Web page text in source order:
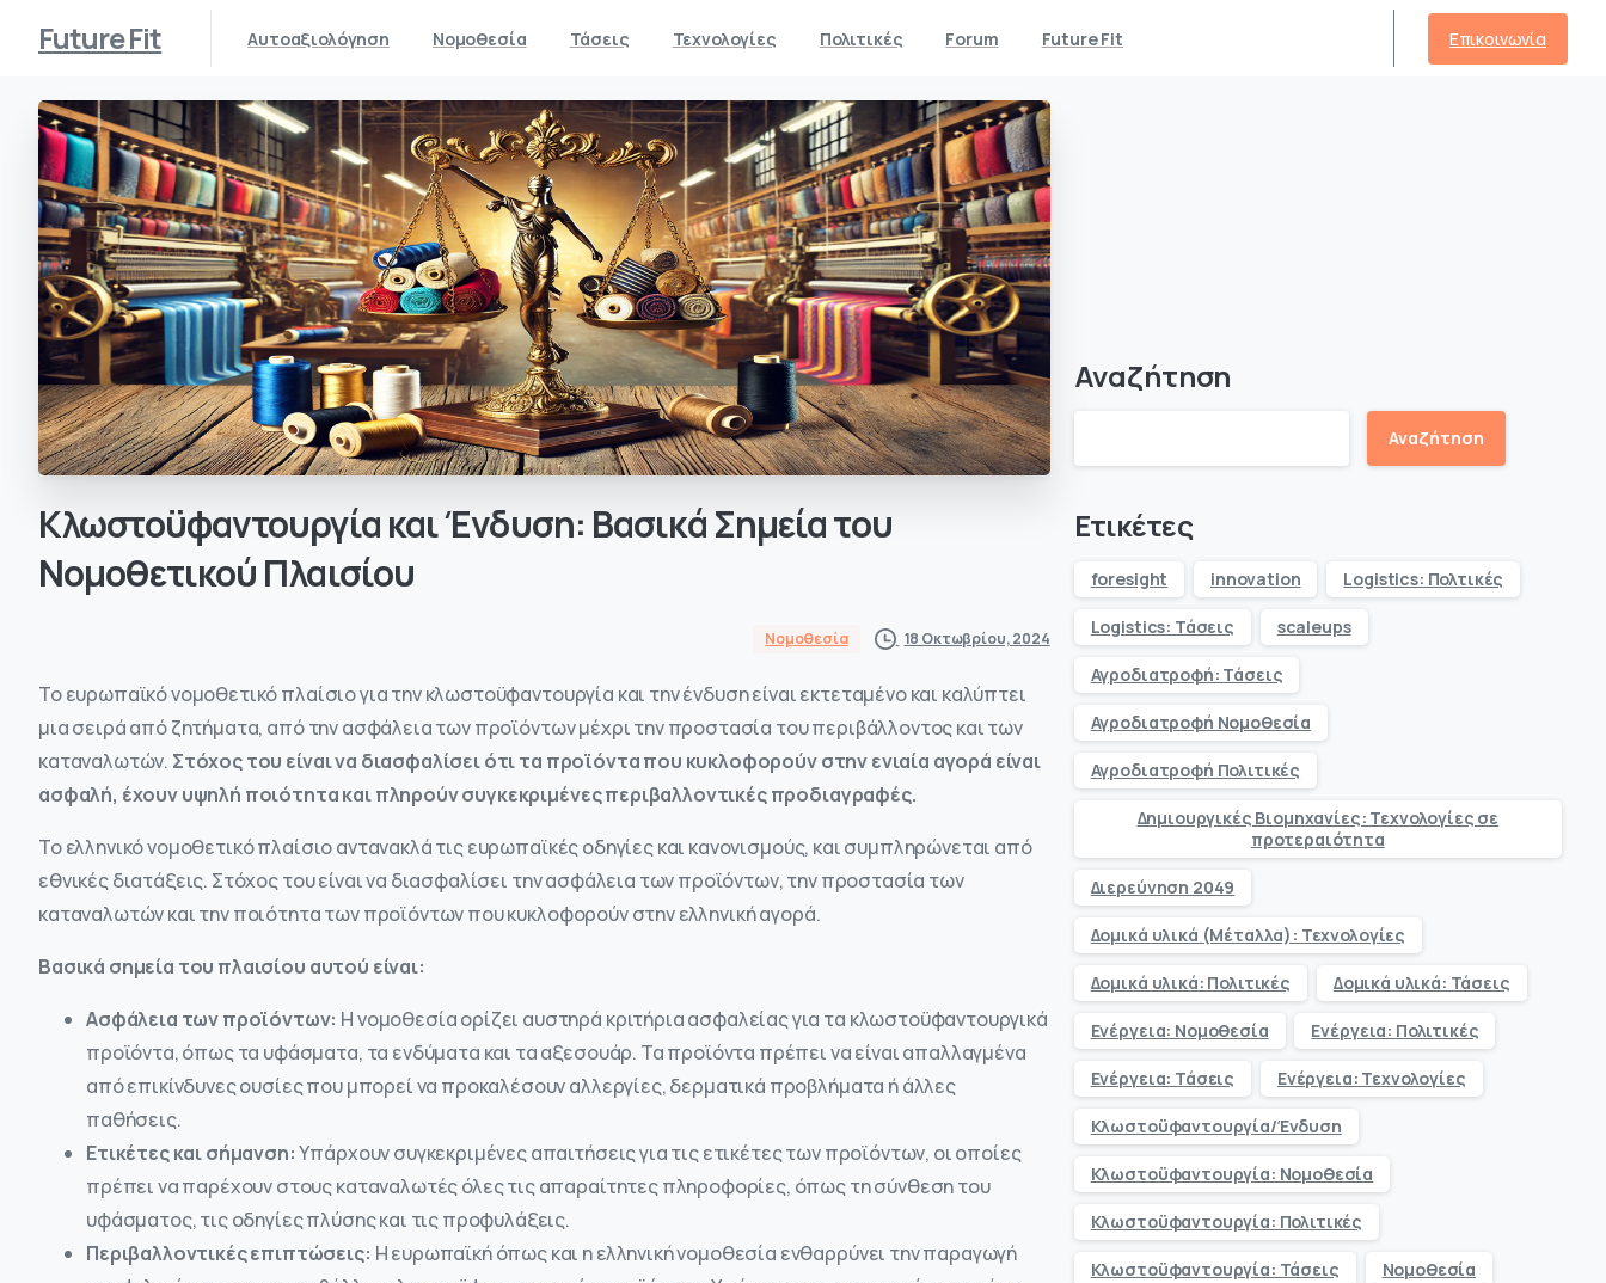
Future Fit Αυτοαξιολόγηση Νομοθεσία Τάσεις Τεχνολογίες Πολιτικές Forum Future Fit Επικοινωνία
ΚλωστοϋφαντουργίακαιΈνδυση: ΒασικάΣημείατου
ΝομοθετικούΠλαισίου
Νομοθεσία 18 Οκτωβρίου, 2024
Το ευρωπαϊκό νομοθετικό πλαίσιο για την κλωστοϋφαντουργία και την ένδυση είναι εκτεταμένο και καλύπτει
μια σειρά από ζητήματα, από την ασφάλεια των προϊόντων μέχρι την προστασία του περιβάλλοντος και των
καταναλωτών. Στόχος του είναι να διασφαλίσει ότι τα προϊόντα που κυκλοφορούν στην ενιαία αγορά είναι
ασφαλή, έχουν υψηλή ποιότητα και πληρούν συγκεκριμένες περιβαλλοντικές προδιαγραφές.
Το ελληνικό νομοθετικό πλαίσιο αντανακλά τις ευρωπαϊκές οδηγίες και κανονισμούς, και συμπληρώνεται από
εθνικές διατάξεις. Στόχος του είναι να διασφαλίσει την ασφάλεια των προϊόντων, την προστασία των
καταναλωτών και την ποιότητα των προϊόντων που κυκλοφορούν στην ελληνική αγορά.
Βασικά σημεία του πλαισίου αυτού είναι:
Ασφάλεια των προϊόντων: Η νομοθεσία ορίζει αυστηρά κριτήρια ασφαλείας για τα κλωστοϋφαντουργικά
προϊόντα, όπως τα υφάσματα, τα ενδύματα και τα αξεσουάρ. Τα προϊόντα πρέπει να είναι απαλλαγμένα
από επικίνδυνες ουσίες που μπορεί να προκαλέσουν αλλεργίες, δερματικά προβλήματα ή άλλες
παθήσεις.
Ετικέτες και σήμανση:Υπάρχουν συγκεκριμένες απαιτήσεις για τις ετικέτες των προϊόντων, οι οποίες
πρέπει να παρέχουν στους καταναλωτές όλες τις απαραίτητες πληροφορίες, όπως τη σύνθεση του
υφάσματος, τις οδηγίες πλύσης και τις προφυλάξεις.
Περιβαλλοντικές επιπτώσεις: Η ευρωπαϊκή όπως και η ελληνική νομοθεσία ενθαρρύνει την παραγωγή
Αναζήτηση
Αναζήτηση
Ετικέτες
foresight innovation Logistics: Πολτικές
Logistics: Τάσεις scaleups
Αγροδιατροφή: Τάσεις
Αγροδιατροφή Νομοθεσία
Αγροδιατροφή Πολιτικές
Δημιουργικές Βιομηχανίες: Τεχνολογίες σε
προτεραιότητα
Διερεύνηση 2049
Δομικά υλικά (Μέταλλα): Τεχνολογίες
Δομικά υλικά: Πολιτικές Δομικά υλικά: Τάσεις
Ενέργεια: Νομοθεσία Ενέργεια: Πολιτικές
Ενέργεια: Τάσεις Ενέργεια: Τεχνολογίες
Κλωστοϋφαντουργία/Ένδυση
Κλωστοϋφαντουργία: Νομοθεσία
Κλωστοϋφαντουργία: Πολιτικές
Κλωστοϋφαντουργία: Τάσεις Νομοθεσία